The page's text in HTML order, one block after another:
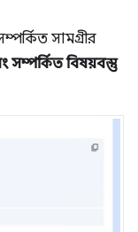
সামগ্রীর
বিষয়বস্তু